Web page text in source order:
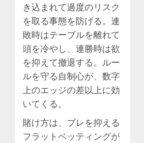
き込まれて過度のリスク
を取る事態を防げる。連
敗時はテーブルを離れて
頭を冷やし、連勝時は欲
を抑えて撤退する。ルー
ルを守る自制心が、数字
上のエッジの差以上に効
いてくる。
賭け方は、ブレを抑える
フラットベッティングが